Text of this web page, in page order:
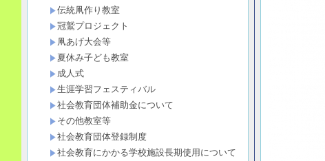
伝統凧作り教室
冠鷲プロジェクト
凧あげ大会等
夏休み子ども教室
成人式
生涯学習フェスティバル
社会教育団体補助金について
その他教室等
社会教育団体登録制度
社会教育にかかる学校施設長期使用について